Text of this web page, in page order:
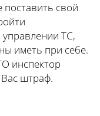
свой
ТС,
иметь при себе.
инспектор
штраф.